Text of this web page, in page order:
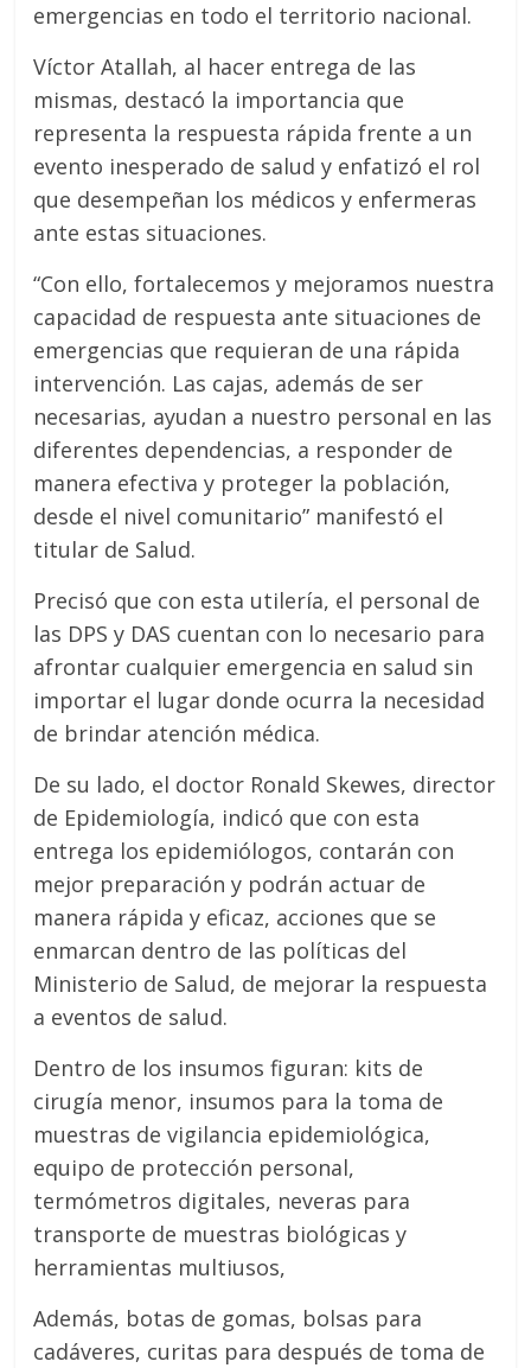
emergencias en todo el territorio nacional.
Víctor Atallah, al hacer entrega de las
mismas, destacó la importancia que
representa la respuesta rápida frente a un
evento inesperado de salud y enfatizó el rol
que desempeñan los médicos y enfermeras
ante estas situaciones.
“Con ello, fortalecemos y mejoramos nuestra
capacidad de respuesta ante situaciones de
emergencias que requieran de una rápida
intervención. Las cajas, además de ser
necesarias, ayudan a nuestro personal en las
diferentes dependencias, a responder de
manera efectiva y proteger la población,
desde el nivel comunitario” manifestó el
titular de Salud.
Precisó que con esta utilería, el personal de
las DPS y DAS cuentan con lo necesario para
afrontar cualquier emergencia en salud sin
importar el lugar donde ocurra la necesidad
de brindar atención médica.
De su lado, el doctor Ronald Skewes, director
de Epidemiología, indicó que con esta
entrega los epidemiólogos, contarán con
mejor preparación y podrán actuar de
manera rápida y eficaz, acciones que se
enmarcan dentro de las políticas del
Ministerio de Salud, de mejorar la respuesta
a eventos de salud.
Dentro de los insumos figuran: kits de
cirugía menor, insumos para la toma de
muestras de vigilancia epidemiológica,
equipo de protección personal,
termómetros digitales, neveras para
transporte de muestras biológicas y
herramientas multiusos,
Además, botas de gomas, bolsas para
cadáveres, curitas para después de toma de